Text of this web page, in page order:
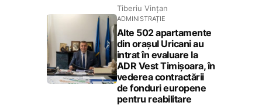
Tiberiu Vințan
ADMINISTRAȚIE
Alte 502 apartamente
din orașul Uricani au
intrat în evaluare la
ADR Vest Timișoara, în
vederea contractării
de fonduri europene
pentru reabilitare